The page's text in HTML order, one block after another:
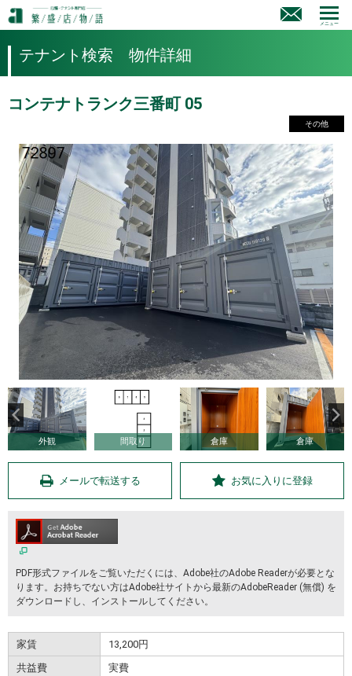
メニュー
テナント検索 物件詳細
コンテナトランク三番町 05
その他
外観 間取り 倉庫 倉庫
メールで転送する お気に入りに登録
PDF形式ファイルをご覧いただくには、Adobe社のAdobe Readerが必要とな
ります。お持ちでない方はAdobe社サイトから最新のAdobeReader (無償) を
ダウンロードし、インストールしてください。
家賃
13,200円
共益費
実費